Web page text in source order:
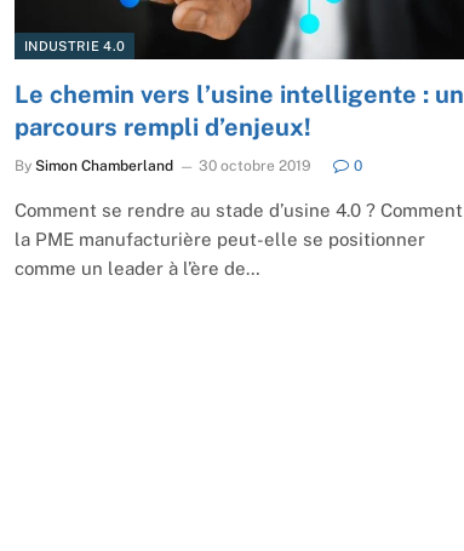
INDUSTRIE 4.0
Le chemin vers l’usine intelligente : un
parcours rempli d’enjeux!
By Simon Chamberland 30 octobre 2019 0
Comment se rendre au stade d’usine 4.0 ? Comment
la PME manufacturière peut-elle se positionner
comme un leader à l’ère de…